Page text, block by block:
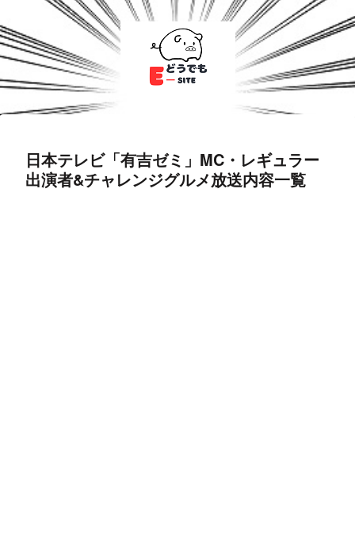
日本テレビ「有吉ゼミ」MC・レギュラー
出演者&チャレンジグルメ放送内容一覧